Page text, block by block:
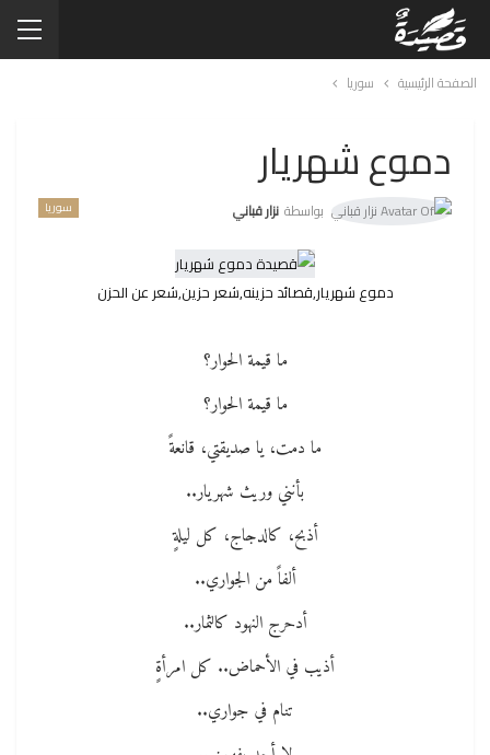
الصفحة الرئيسية سوريا
دموع شهريار
سوريا بواسطة نزار قباني
دموع شهريار,قصائد حزينه,شعر حزين,شعر عن الحزن
ما قيمة الحوار؟
ما قيمة الحوار؟
ما دمت، يا صديقتي، قانعةً
بأنني وريث شهريار..
أذبح، كالدجاج، كل ليلةٍ
ألفاً من الجواري..
أدحرج النهود كالثمار..
أذيب في الأحماض.. كل امرأةٍ
تنام في جواري..